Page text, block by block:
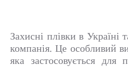
Захисні плівки в
компанія. Це особливий
яка застосовується для